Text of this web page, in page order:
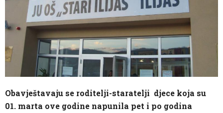
Obavještavaju se roditelji-staratelji djece koja su
01. marta ove godine napunila pet i po godina